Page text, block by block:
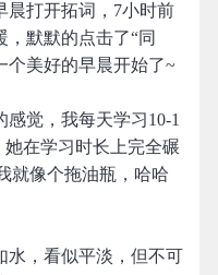
晨打开拓词，7小时前
默默的点击了“同
个美好的早晨开始了~
觉，我每天学习10-1
她在学习时长上完全碾
就像个拖油瓶，哈哈
水，看似平淡，但不可